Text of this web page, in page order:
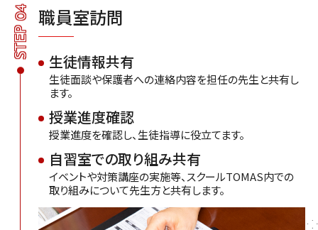
STEP 04 職員室訪問
生徒情報共有
生徒面談や保護者への連絡内容を担任の先生と共有し
ます。
授業進度確認
授業進度を確認し、生徒指導に役立てます。
自習室での取り組み共有
イベントや対策講座の実施等、スクールTOMAS内での
取り組みについて先生方と共有します。